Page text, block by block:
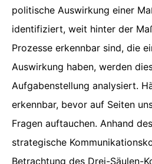
politische Auswirkung einer
identifiziert, weit hinter der
Prozesse erkennbar sind, die
Auswirkung haben, werden
Aufgabenstellung analysiert.
erkennbar, bevor auf Seiten
Fragen auftauchen. Anhand
strategische
Betrachtung des Drei-Säulen-